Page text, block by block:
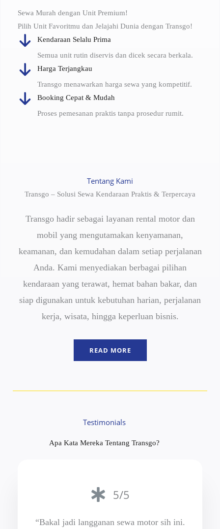
Sewa Murah dengan Unit Premium!
Pilih Unit Favoritmu dan Jelajahi Dunia dengan Transgo!
Kendaraan Selalu Prima
Semua unit rutin diservis dan dicek secara berkala.
Harga Terjangkau
Transgo menawarkan harga sewa yang kompetitif.
Booking Cepat & Mudah
Proses pemesanan praktis tanpa prosedur rumit.
Tentang Kami
Transgo – Solusi Sewa Kendaraan Praktis & Terpercaya
Transgo hadir sebagai layanan rental motor dan
mobil yang mengutamakan kenyamanan,
keamanan, dan kemudahan dalam setiap perjalanan
Anda. Kami menyediakan berbagai pilihan
kendaraan yang terawat, hemat bahan bakar, dan
siap digunakan untuk kebutuhan harian, perjalanan
kerja, wisata, hingga keperluan bisnis.
READ MORE
Testimonials
Apa Kata Mereka Tentang Transgo?
5/5
“Bakal jadi langganan sewa motor sih ini.